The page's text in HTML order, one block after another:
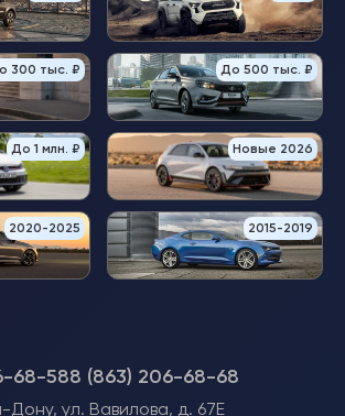
300 тыс. ₽ До 500 тыс. ₽
До 1 млн. ₽ Новые 2026
2020-2025 2015-2019
68-588 (863) 206-68-68
Дону, ул. Вавилова, д. 67Е